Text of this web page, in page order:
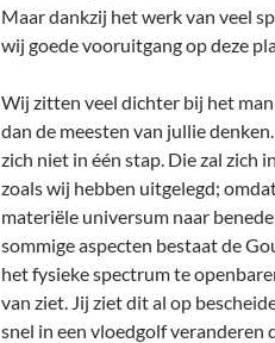
Maar dankzij het werk van veel
wij goede vooruitgang op deze
Wij zitten veel dichter bij het
dan de meesten van jullie
zich niet in één stap. Die zal zich
zoals wij hebben uitgelegd;
materiële universum naar
sommige aspecten bestaat de
het fysieke spectrum te
van ziet. Jij ziet dit al op
snel in een vloedgolf veranderen